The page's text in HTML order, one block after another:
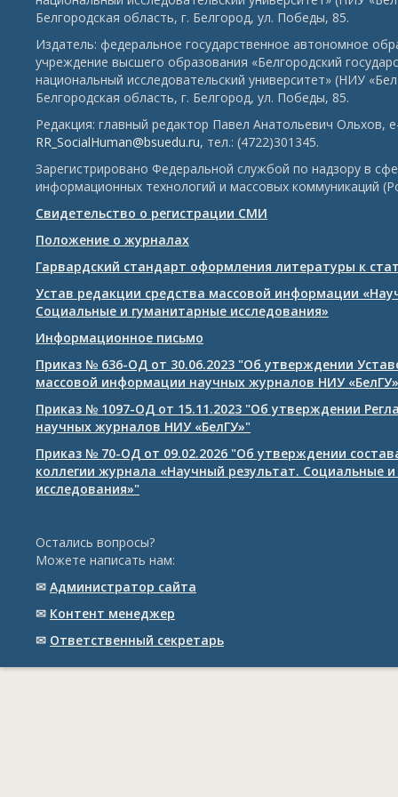
Белгородская область, г. Белгород, ул. Победы, 85.
Издатель: федеральное государственное автономное
учреждение высшего образования «Белгородский
национальный исследовательский университет» (НИУ
Белгородская область, г. Белгород, ул. Победы, 85.
Редакция: главный редактор Павел Анатольевич Ольхов,
RR_SocialHuman@bsuedu.ru, тел.: (4722)301345.
Зарегистрировано Федеральной службой по надзору в
информационных технологий и массовых коммуникаций
Свидетельство о регистрации СМИ
Положение о журналах
Гарвардский стандарт оформления литературы к
Устав редакции средства массовой информации
Социальные и гуманитарные исследования»
Информационное письмо
Приказ № 636-ОД от 30.06.2023 "Об утверждении
массовой информации научных журналов НИУ «БелГУ»
Приказ № 1097-ОД от 15.11.2023 "Об утверждении
научных журналов НИУ «БелГУ»"
Приказ № 70-ОД от 09.02.2026 "Об утверждении
коллегии журнала «Научный результат. Социальные
исследования»"
Остались вопросы?
Можете написать нам:
✉ Администратор сайта
✉ Контент менеджер
✉ Ответственный cекретарь